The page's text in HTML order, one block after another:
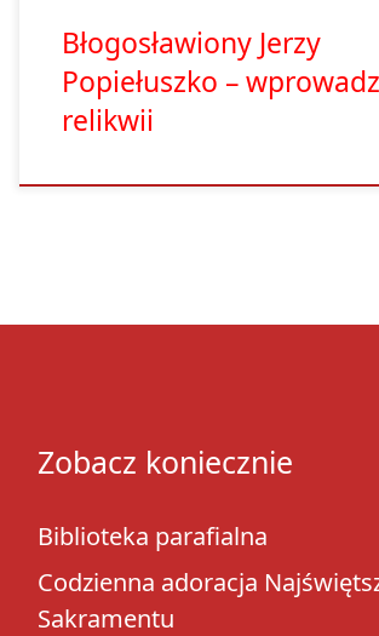
Błogosławiony Jerzy
Popiełuszko –
relikwii
Zobacz koniecznie
Biblioteka parafialna
Codzienna adoracja
Sakramentu